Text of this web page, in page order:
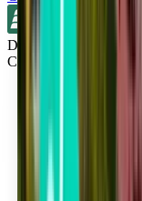
Direct
Cleveland CLE